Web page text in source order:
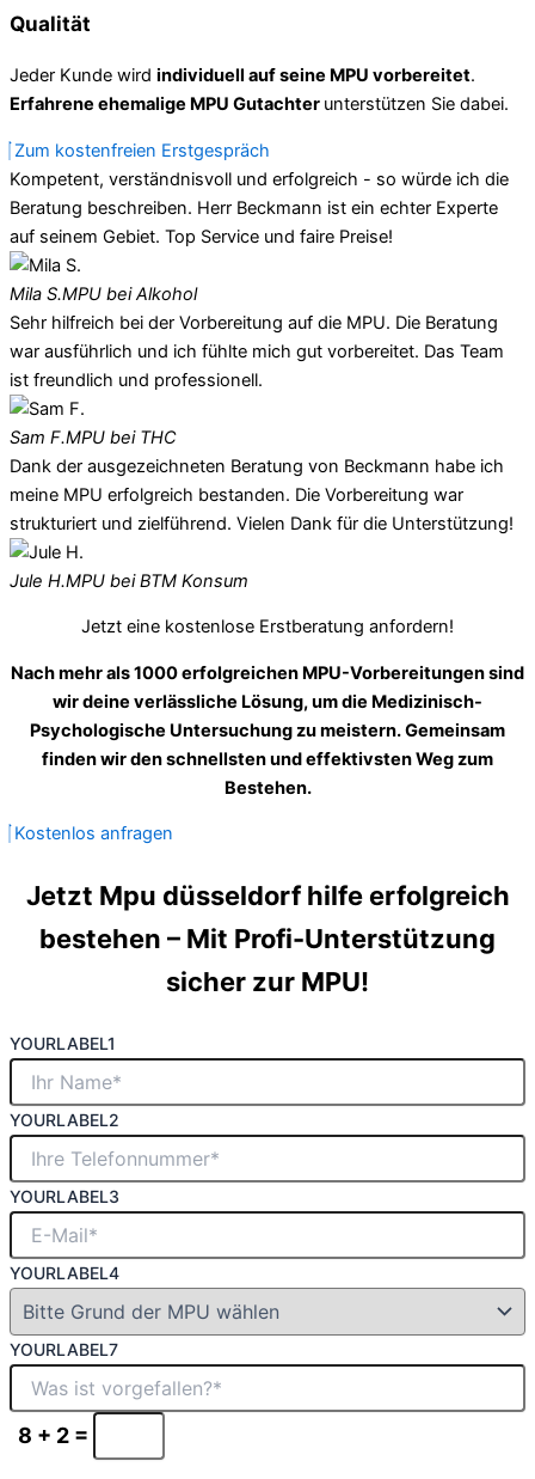
Qualität
Jeder Kunde wird individuell auf seine MPU vorbereitet.
Erfahrene ehemalige MPU Gutachter unterstützen Sie dabei.
Zum kostenfreien Erstgespräch
Kompetent, verständnisvoll und erfolgreich - so würde ich die
Beratung beschreiben. Herr Beckmann ist ein echter Experte
auf seinem Gebiet. Top Service und faire Preise!
Mila S.MPU bei Alkohol
Sehr hilfreich bei der Vorbereitung auf die MPU. Die Beratung
war ausführlich und ich fühlte mich gut vorbereitet. Das Team
ist freundlich und professionell.
Sam F.MPU bei THC
Dank der ausgezeichneten Beratung von Beckmann habe ich
meine MPU erfolgreich bestanden. Die Vorbereitung war
strukturiert und zielführend. Vielen Dank für die Unterstützung!
Jule H.MPU bei BTM Konsum
Jetzt eine kostenlose Erstberatung anfordern!
Nach mehr als 1000 erfolgreichen MPU-Vorbereitungen sind
wir deine verlässliche Lösung, um die Medizinisch-
Psychologische Untersuchung zu meistern. Gemeinsam
finden wir den schnellsten und effektivsten Weg zum
Bestehen.
Kostenlos anfragen
Jetzt Mpu düsseldorf hilfe erfolgreich
bestehen – Mit Profi-Unterstützung
sicher zur MPU!
YOURLABEL1
YOURLABEL2
YOURLABEL3
YOURLABEL4
YOURLABEL7
8 + 2 =